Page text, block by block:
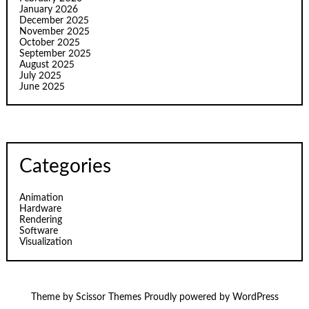
January 2026
December 2025
November 2025
October 2025
September 2025
August 2025
July 2025
June 2025
Categories
Animation
Hardware
Rendering
Software
Visualization
Theme by Scissor ThemesProudly powered by WordPress